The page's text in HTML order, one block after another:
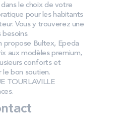
ContactMon compte
le choix de votre
pour les habitants
Vous y trouverez une
propose Bultex, Epeda
aux modèles premium,
conforts et
bon soutien.
TOURLAVILLE